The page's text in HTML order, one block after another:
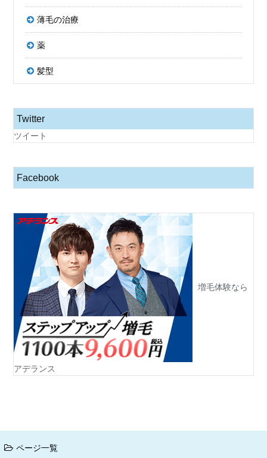
薄毛の治療
薬
髪型
Twitter
ツイート
Facebook
増毛体験なら
アデランス
ページ一覧